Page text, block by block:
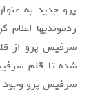
سرفیس پرو از
شده تا قلم
سرفیس پرو وجود